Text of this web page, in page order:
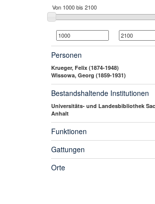
Personen
Krueger, Felix (1874-1948)
Wissowa, Georg (1859-1931)
Bestandshaltende Institutionen
Universitäts- und Landesbibliothek
Anhalt
Funktionen
Gattungen
Orte